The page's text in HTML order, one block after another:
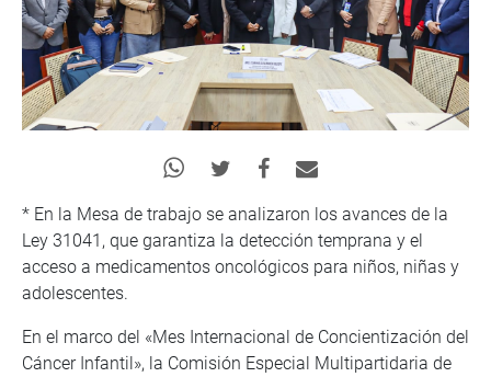
* En la Mesa de trabajo se analizaron los avances de la
Ley 31041, que garantiza la detección temprana y el
acceso a medicamentos oncológicos para niños, niñas y
adolescentes.
En el marco del «Mes Internacional de Concientización del
Cáncer Infantil», la Comisión Especial Multipartidaria de